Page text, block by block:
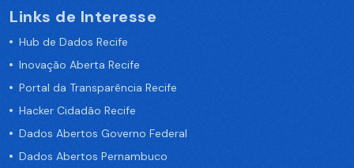
Links de Interesse
Hub de Dados Recife
Inovação Aberta Recife
Portal da Transparência Recife
Hacker Cidadão Recife
Dados Abertos Governo Federal
Dados Abertos Pernambuco